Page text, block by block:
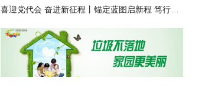
喜迎党代会 奋进新征程丨锚定蓝图启新程 笃行实干兴龙山